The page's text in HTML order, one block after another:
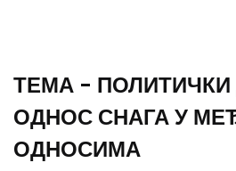
ТЕМА - ПОЛИТИЧКИ
ОДНОС СНАГА У
ОДНОСИМА